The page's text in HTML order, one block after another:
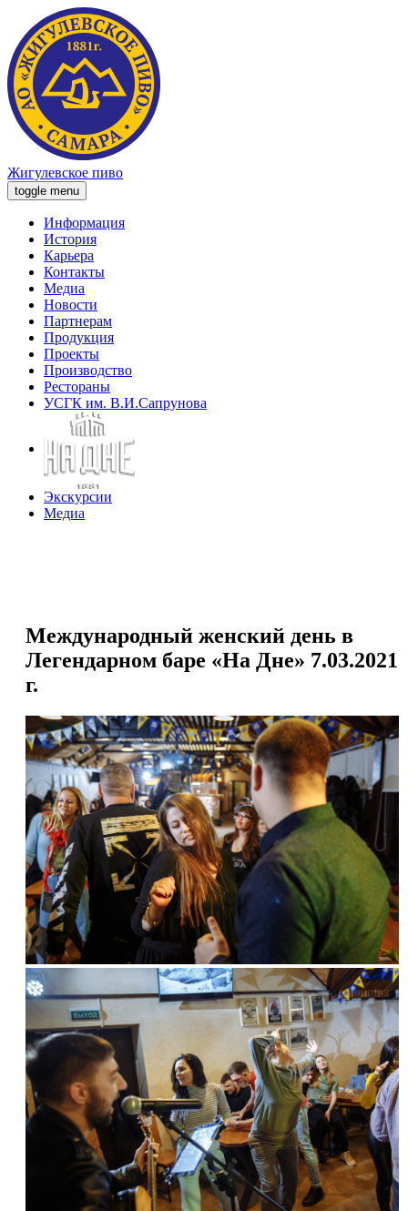
Жигулевское пиво
toggle menu
Информация
История
Карьера
Контакты
Медиа
Новости
Партнерам
Продукция
Проекты
Производство
Рестораны
УСГК им. В.И.Сапрунова
Экскурсии
Медиа
Международный женский день в
Легендарном баре «На Дне» 7.03.2021
г.